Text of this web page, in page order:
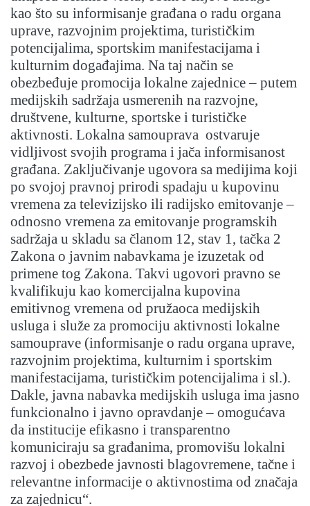
kao što su informisanje građana o radu organa
uprave, razvojnim projektima, turističkim
potencijalima, sportskim manifestacijama i
kulturnim događajima. Na taj način se
obezbeđuje promocija lokalne zajednice – putem
medijskih sadržaja usmerenih na razvojne,
društvene, kulturne, sportske i turističke
aktivnosti. Lokalna samouprava ostvaruje
vidljivost svojih programa i jača informisanost
građana. Zaključivanje ugovora sa medijima koji
po svojoj pravnoj prirodi spadaju u kupovinu
vremena za televizijsko ili radijsko emitovanje –
odnosno vremena za emitovanje programskih
sadržaja u skladu sa članom 12, stav 1, tačka 2
Zakona o javnim nabavkama je izuzetak od
primene tog Zakona. Takvi ugovori pravno se
kvalifikuju kao komercijalna kupovina
emitivnog vremena od pružaoca medijskih
usluga i služe za promociju aktivnosti lokalne
samouprave (informisanje o radu organa uprave,
razvojnim projektima, kulturnim i sportskim
manifestacijama, turističkim potencijalima i sl.).
Dakle, javna nabavka medijskih usluga ima jasno
funkcionalno i javno opravdanje – omogućava
da institucije efikasno i transparentno
komuniciraju sa građanima, promovišu lokalni
razvoj i obezbede javnosti blagovremene, tačne i
relevantne informacije o aktivnostima od značaja
za zajednicu“.